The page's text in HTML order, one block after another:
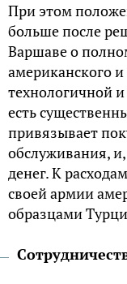
При этом
больше после
Варшаве о
американского
технологичной
есть
привязывает
обслуживания,
денег. К
своей армии
образцами